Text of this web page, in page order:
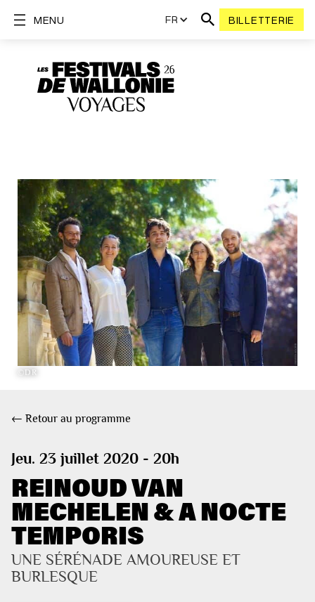
FR BILLETTERIE
MENU
©DR
← Retour au programme
Jeu. 23 juillet 2020 - 20h
REINOUD VAN
MECHELEN & A NOCTE
TEMPORIS
UNE SÉRÉNADE AMOUREUSE ET
BURLESQUE